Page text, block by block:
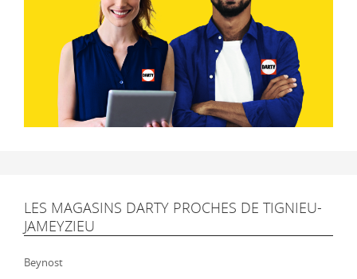
LES MAGASINS DARTY PROCHES DE TIGNIEU-
JAMEYZIEU
Beynost